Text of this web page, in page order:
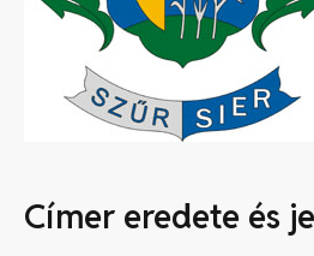
Címer eredete és